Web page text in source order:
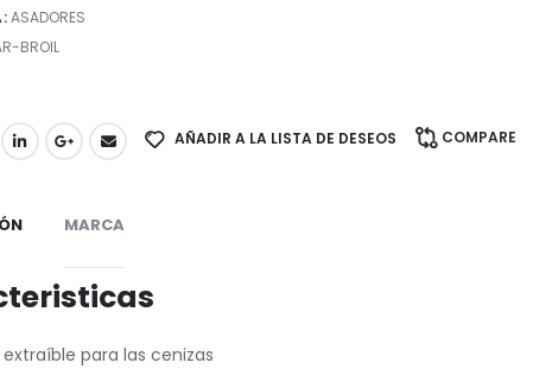
ASADORES
BROIL
AÑADIR A LA LISTA DE DESEOS COMPARE
MARCA
para las cenizas